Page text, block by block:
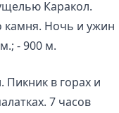
Каракол.
камня. Ночь и ужин
- 900 м.
. Пикник в горах и
7 часов